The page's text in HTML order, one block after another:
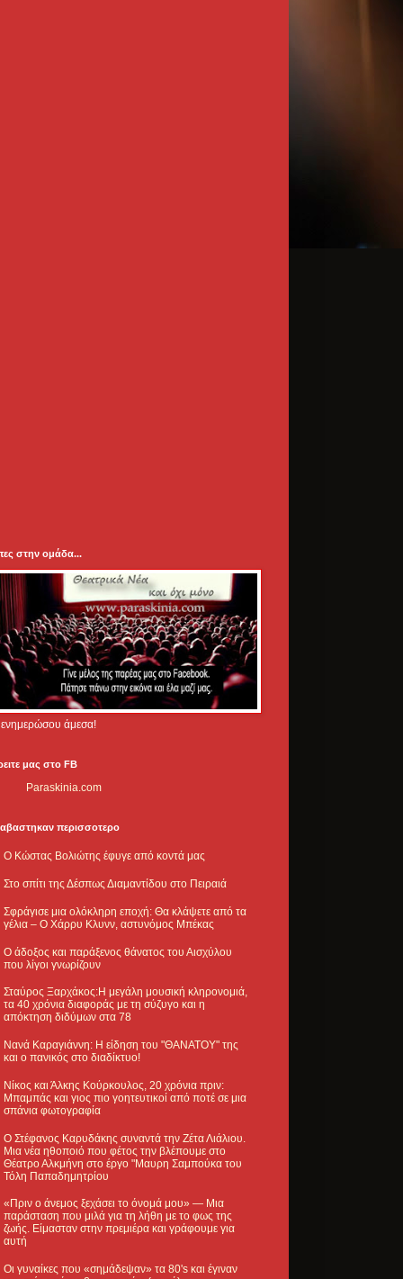
στην ομάδα...
ενημερώσου άμεσα!
μας στο FB
Paraskinia.com
περισσοτερο
Ο Κώστας Βολιώτης έφυγε από κοντά μας
Στο σπίτι της Δέσπως Διαμαντίδου στο Πειραιά
Σφράγισε μια ολόκληρη εποχή: Θα κλάψετε από τα
γέλια – Ο Χάρρυ Κλυνν, αστυνόμος Μπέκας
Ο άδοξος και παράξενος θάνατος του Αισχύλου
που λίγοι γνωρίζουν
Σταύρος Ξαρχάκος:Η μεγάλη μουσική κληρονομιά,
τα 40 χρόνια διαφοράς με τη σύζυγο και η
απόκτηση διδύμων στα 78
Νανά Καραγιάννη: Η είδηση του "ΘΑΝΑΤΟΥ" της
και ο πανικός στο διαδίκτυο!
Νίκος και Άλκης Κούρκουλος, 20 χρόνια πριν:
Μπαμπάς και γιος πιο γοητευτικοί από ποτέ σε μια
σπάνια φωτογραφία
Ο Στέφανος Καρυδάκης συναντά την Ζέτα Λιάλιου.
Μια νέα ηθοποιό που φέτος την βλέπουμε στο
Θέατρο Αλκμήνη στο έργο "Μαυρη Σαμπούκα του
Τόλη Παπαδημητρίου
«Πριν ο άνεμος ξεχάσει το όνομά μου» — Μια
παράσταση που μιλά για τη λήθη με το φως της
ζωής. Είμασταν στην πρεμιέρα και γράφουμε για
αυτή
Οι γυναίκες που «σημάδεψαν» τα 80's και έγιναν